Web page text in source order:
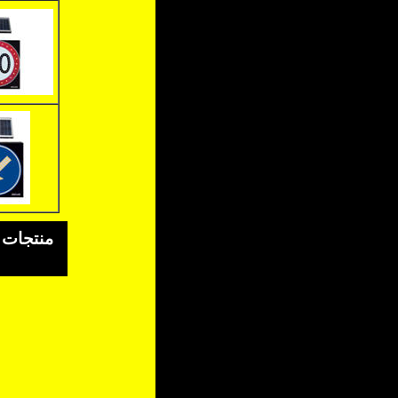
منتجات